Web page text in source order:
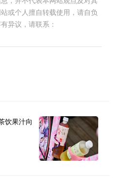
或个人擅自转载使用，请自负
异议，请联系：
饮果汁向